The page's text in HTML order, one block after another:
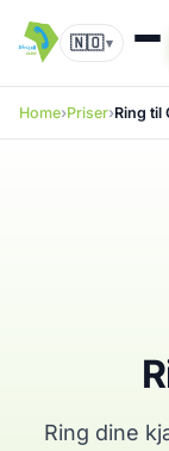
🇳🇴▾
Home Priser Ring til
Ring dine